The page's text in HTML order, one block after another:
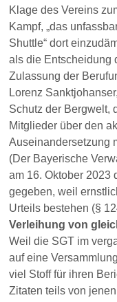
Klage des Vereins
Kampf, „das
Shuttle“ dort
als die Entscheidung
Zulassung der
Lorenz
Schutz der Bergwelt,
Mitglieder über den
Auseinandersetzung
(Der Bayerische
am 16. Oktober 2023
gegeben, weil
Urteils bestehen (§
Verleihung von
Weil die SGT im
auf eine
viel Stoff für ihren
Zitaten teils von